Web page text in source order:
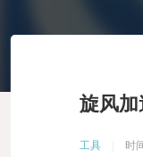
旋风
工具 时